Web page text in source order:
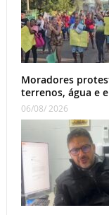
Moradores
terrenos, água e
06/08/ 2026